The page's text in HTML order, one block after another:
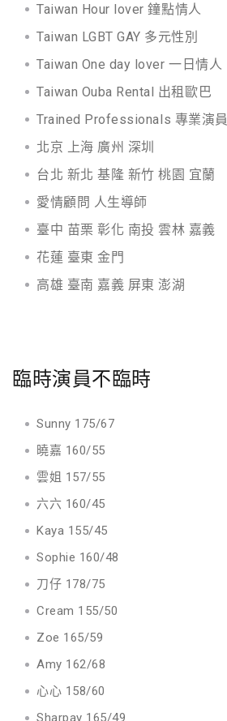
Taiwan Hour lover 鐘點情人
Taiwan LGBT GAY 多元性別
Taiwan One day lover 一日情人
Taiwan Ouba Rental 出租歐巴
Trained Professionals 專業演員
北京 上海 廣州 深圳
台北 新北 基隆 新竹 桃園 宜蘭
愛情顧問 人生導師
臺中 苗栗 彰化 南投 雲林 嘉義
花蓮 臺東 金門
高雄 臺南 嘉義 屏東 澎湖
臨時演員不臨時
Sunny 175/67
曉嘉 160/55
雲姐 157/55
六六 160/45
Kaya 155/45
Sophie 160/48
刀仔 178/75
Cream 155/50
Zoe 165/59
Amy 162/68
心心 158/60
Sharpay 165/49